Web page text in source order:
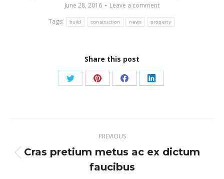
June 28, 2016
Leave a comment
Tags:
build construction news property
Share this post
Share Share Share Share
navigation
PREVIOUS
Previous
post:
Cras pretium metus ac ex dictum
faucibus